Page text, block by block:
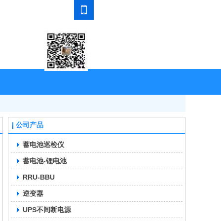
公司产品
蓄电池巡检仪
蓄电池-锂电池
RRU-BBU
逆变器
UPS不间断电源